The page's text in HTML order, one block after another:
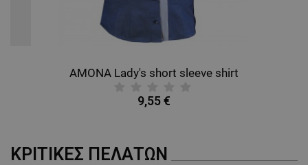
AMONA Lady's short sleeve shirt
9,55 €
ΚΡΙΤΙΚΈΣ ΠΕΛΑΤΏΝ